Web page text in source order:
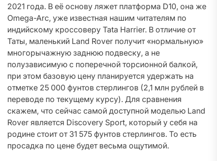
2021 года. В её основу ляжет платформа D10, она же
Omega-Arc, уже известная нашим читателям по
индийскому кроссоверу Tata Harrier. В отличие от
Таты, маленький Land Rover получит «нормальную»
многорычажную заднюю подвеску, а не
полузависимую с поперечной торсионной балкой,
при этом базовую цену планируется удержать на
отметке 25 000 фунтов стерлингов (2,1 млн рублей в
переводе по текущему курсу). Для сравнения
скажем, что сейчас самой доступной моделью Land
Rover является Discovery Sport, который у себя на
родине стоит от 31 575 фунтов стерлингов. То есть
просадка по цене будет весьма ощутимой.